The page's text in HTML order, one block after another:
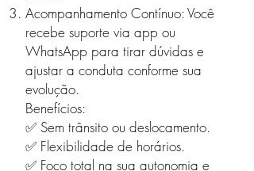
Acompanhamento Contínuo: Você
recebe suporte via app ou
WhatsApp para tirar dúvidas e
ajustar a conduta conforme sua
evolução.
Benefícios:
✅ Sem trânsito ou deslocamento.
✅ Flexibilidade de horários.
✅ Foco total na sua autonomia e